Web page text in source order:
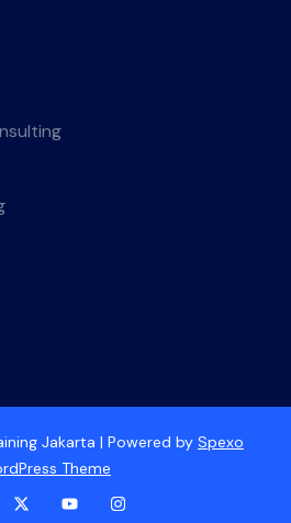
Jakarta | Powered by Spexo
Theme